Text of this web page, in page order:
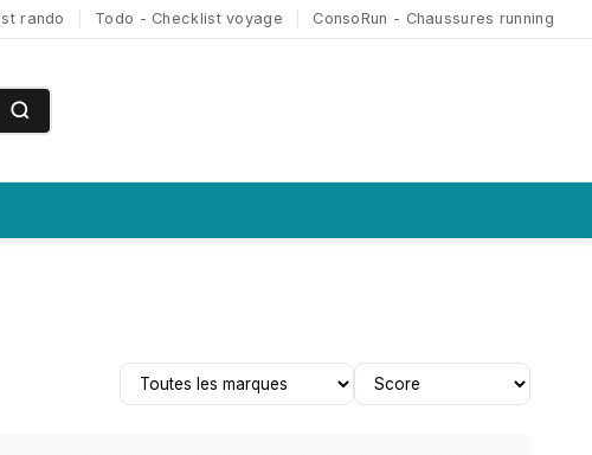
rando Todo - Checklist voyage ConsoRun - Chaussures running